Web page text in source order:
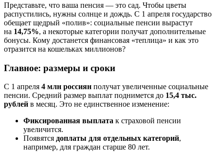
Представьте, что ваша пенсия — это сад. Чтобы цветы
распустились, нужны солнце и дождь. С 1 апреля государство
обещает щедрый «полив»: социальные пенсии вырастут
на 14,75%, а некоторые категории получат дополнительные
бонусы. Кому достанется финансовая «теплица» и как это
отразится на кошельках миллионов?
Главное: размеры и сроки
С 1 апреля 4 млн россиян получат увеличенные социальные
пенсии. Средний размер выплат поднимется до 15,4 тыс.
рублей в месяц. Это не единственное изменение:
Фиксированная выплата к страховой пенсии
увеличится.
Появятся доплаты для отдельных категорий,
например, для граждан старше 80 лет.